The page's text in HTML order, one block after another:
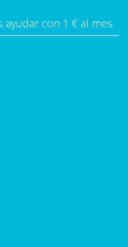
con 1 € al mes